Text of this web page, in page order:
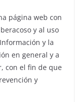
página web con
y al uso
y la
en general y a
con el fin de que
y